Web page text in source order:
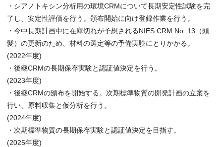
・シアノトキシン分析用の環境CRMについて長期安定性試験を完
了し、安定性評価を行う。頒布開始に向け登録作業を行う。
・今中長期計画中に在庫切れが予想されるNIES CRM No. 13（頭
髪）の更新のため、材料の選定等の予備実験にとりかかる。
(2022年度)
・後継CRMの長期保存実験と認証値決定を行う。
(2023年度)
・後継CRMの頒布を開始する。次期標準物質の開発計画の立案を
行い、原料収集と仮分析を行う。
(2024年度)
・次期標準物質の長期保存実験と認証値決定を目指す。
(2025年度)